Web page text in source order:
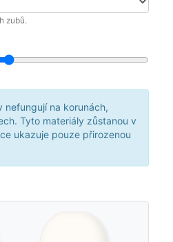
zubů.
nefungují na korunách,
Tyto materiály zůstanou v
ukazuje pouze přirozenou